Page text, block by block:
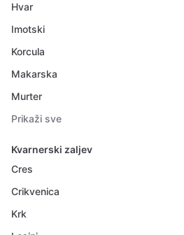
Hvar
Imotski
Korcula
Makarska
Murter
Prikaži sve
Kvarnerski zaljev
Cres
Crikvenica
Krk